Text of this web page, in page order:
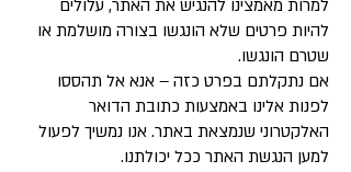
למרות מאמצינו להנגיש את האתר, עלולים
להיות פרטים שלא הונגשו בצורה מושלמת או
שטרם הונגשו.
אם נתקלתם בפרט כזה – אנא אל תהססו
לפנות אלינו באמצעות כתובת הדואר
האלקטרוני שנמצאת באתר. אנו נמשיך לפעול
למען הנגשת האתר ככל יכולתנו.